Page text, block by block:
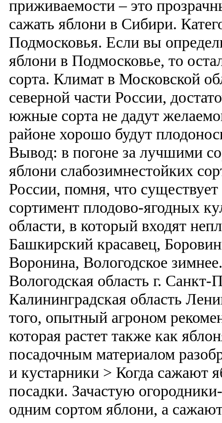
приживаемости – это
сажать яблони в Сибири.
Подмосковья. Если вы
яблони в Подмосковье, то
сорта. Климат в Московской
северной части России,
южные сорта не дадут
районе хорошо будут
Вывод: в погоне за лучшими
яблони слабозимнестойких
России, помня, что
сортимент плодово-ягодных
области, в который входят
Башкирский красавец,
Воронина, Вологодское
Вологодская область г. Санкт-
Калининградская область
того, опытный агроном
которая растет также как
посадочным материалом
и кустарники > Когда сажают
посадки. Зачастую
одним сортом яблони, а